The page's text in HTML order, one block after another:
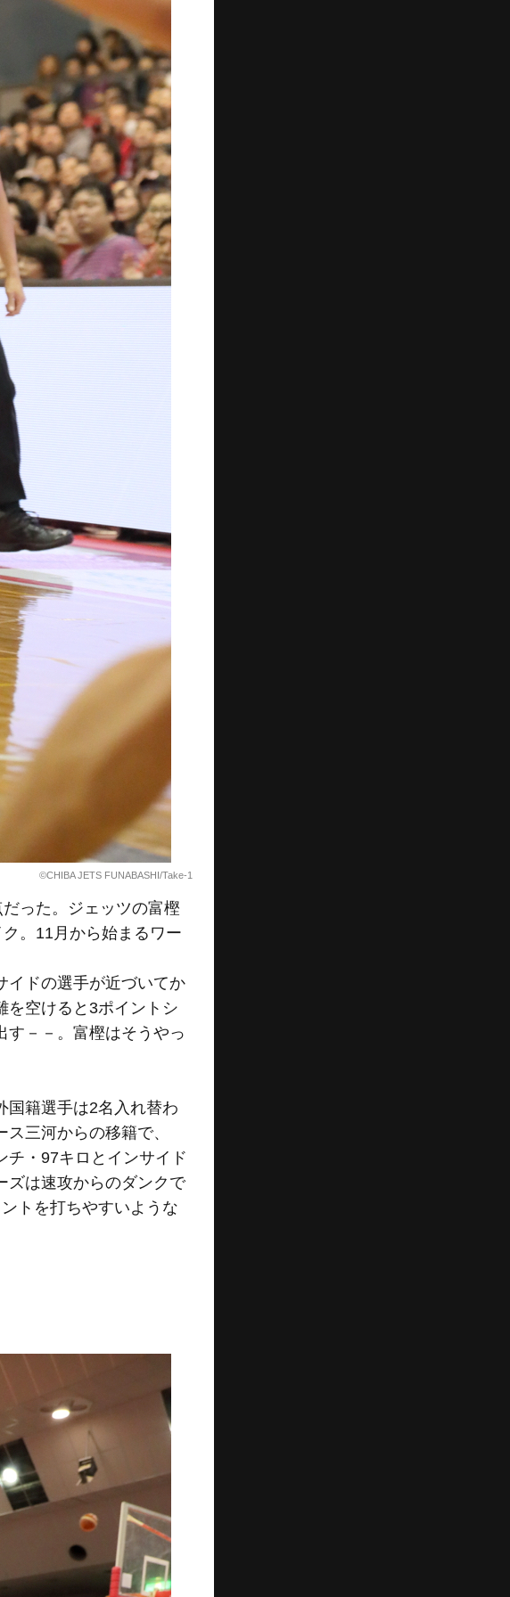
©CHIBA JETS FUNABASHI/Take-1
った。ジェッツの富樫
。11月から始まるワー
イドの選手が近づいてか
を空けると3ポイントシ
す－－。富樫はそうやっ
国籍選手は2名入れ替わ
三河からの移籍で、
チ・97キロとインサイド
ズは速攻からのダンクで
トを打ちやすいような